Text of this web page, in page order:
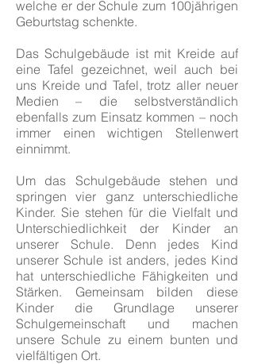
welche er der Schule zum 100jährigen
Geburtstag schenkte.
Das Schulgebäude ist mit Kreide auf
eine Tafel gezeichnet, weil auch bei
uns Kreide und Tafel, trotz aller neuer
Medien – die selbstverständlich
ebenfalls zum Einsatz kommen – noch
immer einen wichtigen Stellenwert
einnimmt.
Um das Schulgebäude stehen und
springen vier ganz unterschiedliche
Kinder. Sie stehen für die Vielfalt und
Unterschiedlichkeit der Kinder an
unserer Schule. Denn jedes Kind
unserer Schule ist anders, jedes Kind
hat unterschiedliche Fähigkeiten und
Stärken. Gemeinsam bilden diese
Kinder die Grundlage unserer
Schulgemeinschaft und machen
unsere Schule zu einem bunten und
vielfältigen Ort.